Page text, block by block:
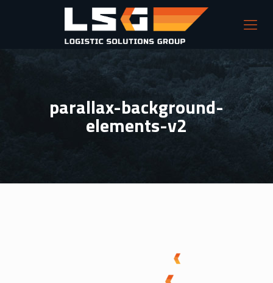
parallax-background-
elements-v2